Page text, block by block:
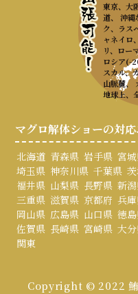
東京、大
道、 沖縄
ク、ラス
ャネイロ
リ、ロー
ロシア(-
スカル、
山脈麓
地球上、
マグロ解体ショーの対
北海道 青森県 岩手県 宮
埼玉県 神奈川県 千葉県
福井県 山梨県 長野県 新
三重県 滋賀県 京都府 兵
岡山県 広島県 山口県 徳
佐賀県 長崎県 宮崎県 大
関東
Copyright © 2022 鮪